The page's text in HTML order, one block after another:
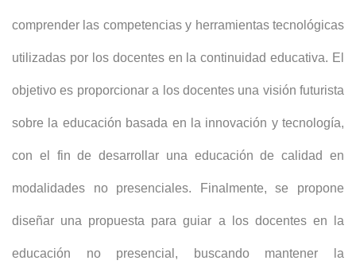
comprender las competencias y herramientas tecnológicas
utilizadas por los docentes en la continuidad educativa. El
objetivo es proporcionar a los docentes una visión futurista
sobre la educación basada en la innovación y tecnología,
con el fin de desarrollar una educación de calidad en
modalidades no presenciales. Finalmente, se propone
diseñar una propuesta para guiar a los docentes en la
educación no presencial, buscando mantener la